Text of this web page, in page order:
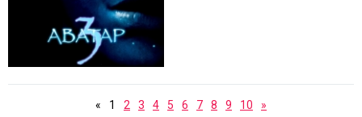
« 1 2 3 4 5 6 7 8 9 10 »